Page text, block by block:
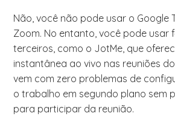
Não, você não pode usar o Google
Zoom. No entanto, você pode usar
terceiros, como o JotMe, que
instantânea ao vivo nas reuniões
vem com zero problemas de
o trabalho em segundo plano sem
para participar da reunião.